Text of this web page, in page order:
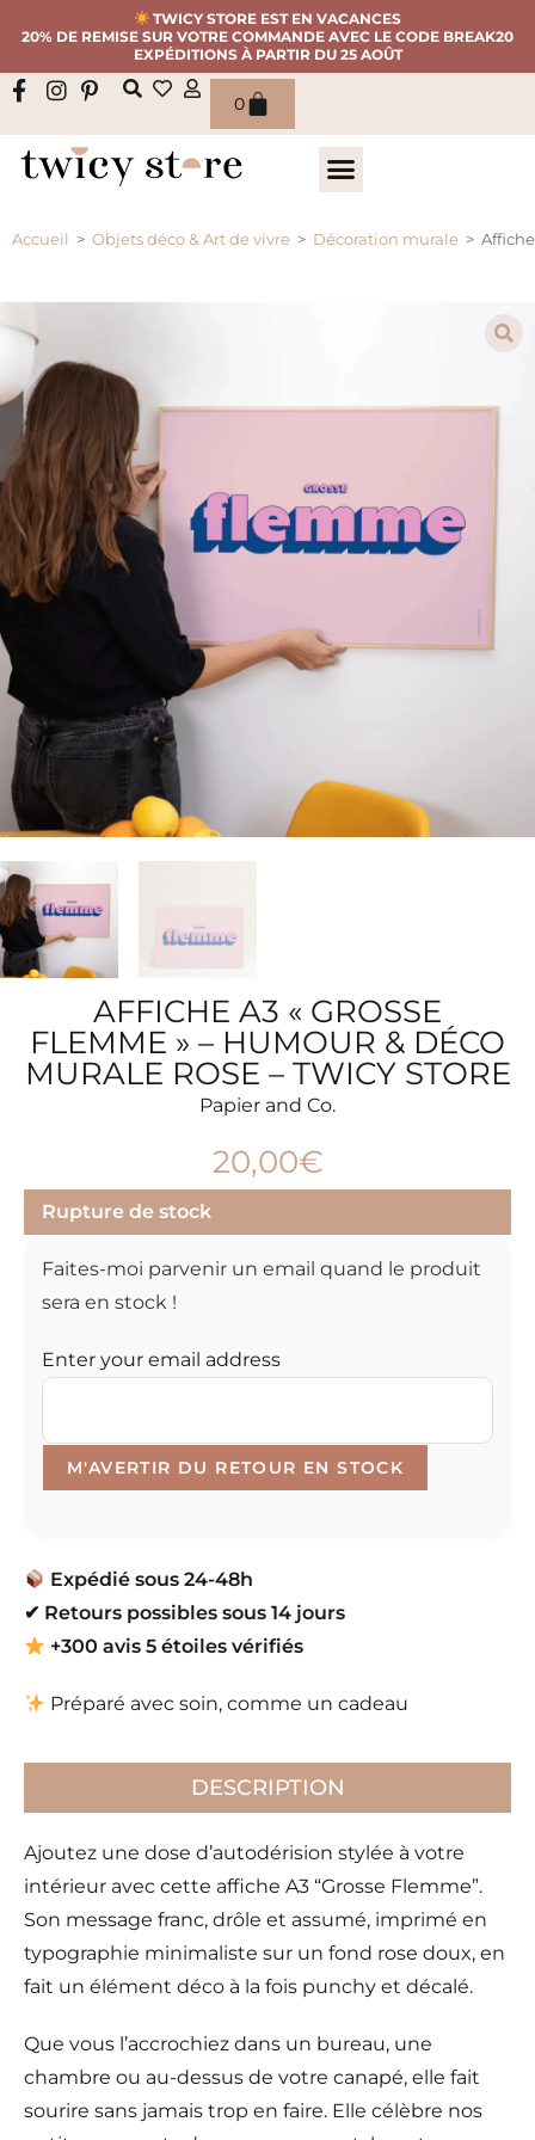
TWICY STORE EST EN VACANCES
20% DE REMISE SUR VOTRE COMMANDE AVEC LE CODE BREAK20
EXPÉDITIONS À PARTIR DU 25 AOÛT
0
Accueil > Objets déco & Art de vivre > Décoration murale >
AFFICHE A3 « GROSSE
FLEMME » – HUMOUR & DÉCO
MURALE ROSE – TWICY STORE
Papier and Co.
20,00€
Rupture de stock
Faites-moi parvenir un email quand le produit
sera en stock !
Enter your email address
Expédié sous 24-48h
✔ Retours possibles sous 14 jours
+300 avis 5 étoiles vérifiés
Préparé avec soin, comme un cadeau
DESCRIPTION
Ajoutez une dose d’autodérision stylée à votre
intérieur avec cette affiche A3 “Grosse Flemme”.
Son message franc, drôle et assumé, imprimé en
typographie minimaliste sur un fond rose doux, en
fait un élément déco à la fois punchy et décalé.
Que vous l’accrochiez dans un bureau, une
chambre ou au-dessus de votre canapé, elle fait
sourire sans jamais trop en faire. Elle célèbre nos